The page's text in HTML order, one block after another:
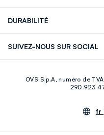
DURABILITÉ
SUIVEZ-NOUS SUR SOCIAL
YoutubeOVS S.p.A, numéro de
fr |